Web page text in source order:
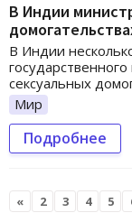
В Индии
В Индии
сексуальных
Мир
Подробнее
« 2 3 4 5